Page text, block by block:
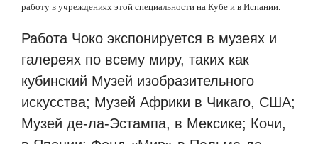
работу в учреждениях этой специальности на Кубе и в Испании.
Работа Чоко экспонируется в музеях и
галереях по всему миру, таких как
кубинский Музей изобразительного
искусства; Музей Африки в Чикаго, США;
Музей де-ла-Эстампа, в Мексике; Кочи,